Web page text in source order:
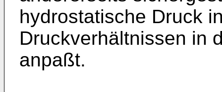
hydrostatische Druck
Druckverhältnissen in
anpaßt.